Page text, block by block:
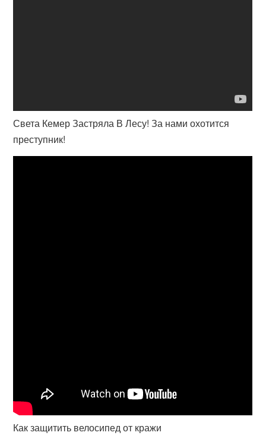
Света Кемер Застряла В Лесу! За нами охотится
преступник!
Как защитить велосипед от кражи